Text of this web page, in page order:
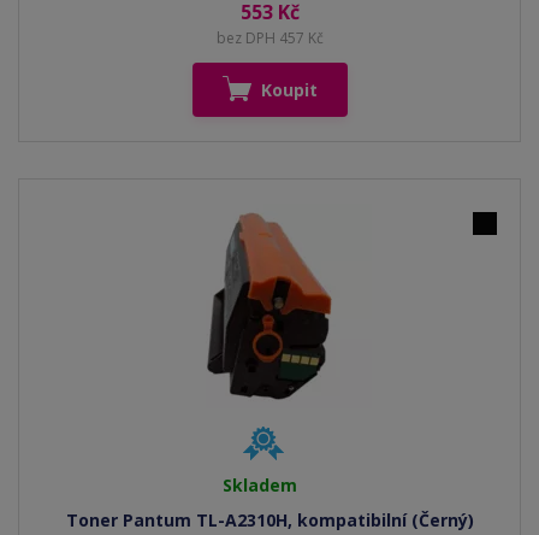
553 Kč
bez DPH 457 Kč
Koupit
Skladem
Toner Pantum TL-A2310H, kompatibilní (Černý)